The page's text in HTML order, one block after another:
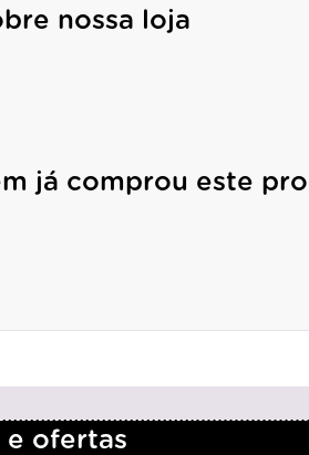
nossa loja
já comprou este
e ofertas